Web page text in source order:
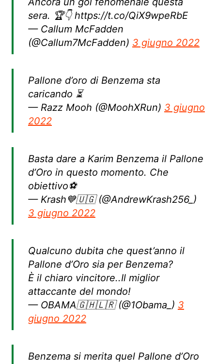
sera. 🏆👇 https://t.co/QiX9wpeRbE
— Callum McFadden
(@Callum7McFadden) 3 giugno 2022
Pallone d’oro di Benzema sta
caricando ⏳
— Razz Mooh (@MoohXRun) 3 giugno
2022
Basta dare a Karim Benzema il Pallone
d’Oro in questo momento. Che
obiettivo⚽
— Krash💙🇺🇬 (@AndrewKrash256_)
3 giugno 2022
Qualcuno dubita che quest’anno il
Pallone d’Oro sia per Benzema?
È il chiaro vincitore..Il miglior
attaccante del mondo!
— OBAMA🇬🇭🇱🇷 (@1Obama_) 3
giugno 2022
Benzema si merita quel Pallone d’Oro